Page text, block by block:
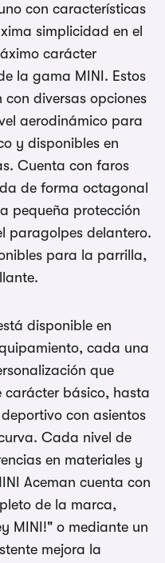
con características
simplicidad en el
carácter
la gama MINI. Estos
diversas opciones
aerodinámico para
y disponibles en
Cuenta con faros
de forma octagonal
pequeña protección
paragolpes delantero.
para la parrilla,
disponible en
cada una
que
carácter básico, hasta
con asientos
Cada nivel de
en materiales y
Aceman cuenta con
de la marca,
MINI!" o mediante un
mejora la